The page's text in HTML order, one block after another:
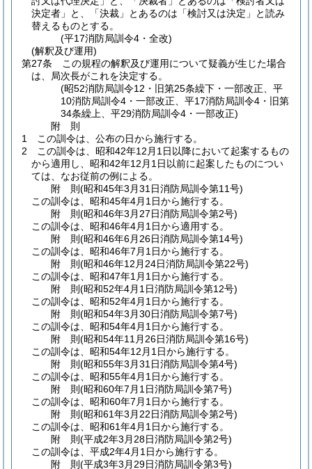
決定者」と、「決裁」とあるのは「検討又は決定」と読み
替えるものとする。
(平17消防局訓令4・全改)
(解釈及び運用)
第27条
この規程の解釈及び運用について疑義が生じた場合
は、局次長がこれを決定する。
(昭52消防局訓令12・旧第25条繰下・一部改正、平
10消防局訓令4・一部改正、平17消防局訓令4・旧第
34条繰上、平29消防局訓令4・一部改正)
附 則
1
この訓令は、公布の日から施行する。
2
この訓令は、昭和42年12月1日以降において起案するもの
から適用し、昭和42年12月1日以前に起案したものについ
ては、なお従前の例による。
附 則(昭和45年3月31日消防局訓令第11号)
この訓令は、昭和45年4月1日から施行する。
附 則(昭和46年3月27日消防局訓令第2号)
この訓令は、昭和46年4月1日から適用する。
附 則(昭和46年6月26日消防局訓令第14号)
この訓令は、昭和46年7月1日から施行する。
附 則(昭和46年12月24日消防局訓令第22号)
この訓令は、昭和47年1月1日から施行する。
附 則(昭和52年4月1日消防局訓令第12号)
この訓令は、昭和52年4月1日から施行する。
附 則(昭和54年3月30日消防局訓令第7号)
この訓令は、昭和54年4月1日から施行する。
附 則(昭和54年11月26日消防局訓令第16号)
この訓令は、昭和54年12月1日から施行する。
附 則(昭和55年3月31日消防局訓令第4号)
この訓令は、昭和55年4月1日から施行する。
附 則(昭和60年7月1日消防局訓令第7号)
この訓令は、昭和60年7月1日から施行する。
附 則(昭和61年3月22日消防局訓令第2号)
この訓令は、昭和61年4月1日から施行する。
附 則(平成2年3月28日消防局訓令第2号)
この訓令は、平成2年4月1日から施行する。
附 則(平成3年3月29日消防局訓令第3号)